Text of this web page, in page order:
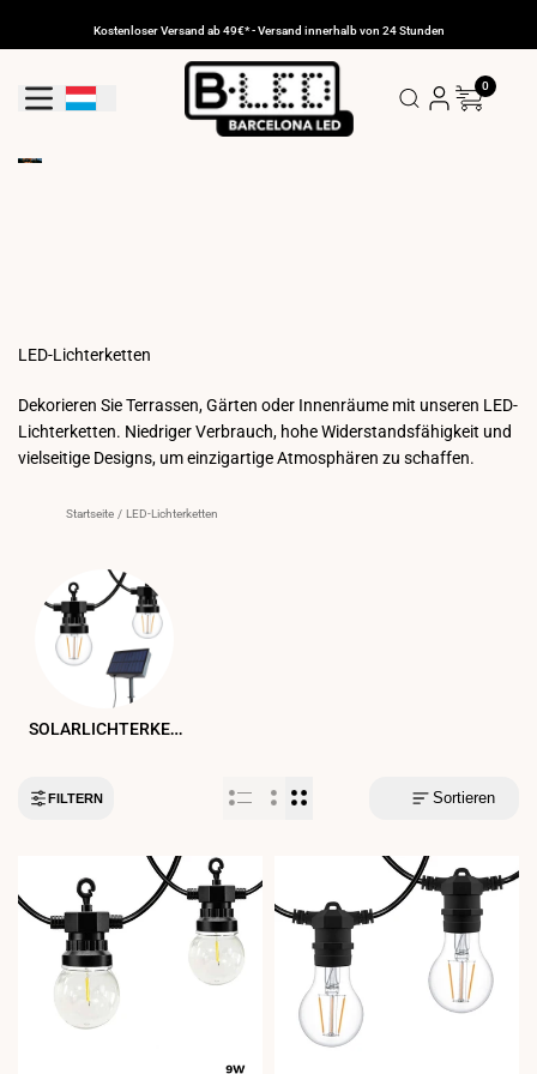
Kostenloser Versand ab 49€* - Versand innerhalb von 24 Stunden
Geolokalisierungs-Schaltfläche: Luxemburg
0
LED-Lichterketten
Dekorieren Sie Terrassen, Gärten oder Innenräume mit unseren LED-
Lichterketten. Niedriger Verbrauch, hohe Widerstandsfähigkeit und
vielseitige Designs, um einzigartige Atmosphären zu schaffen.
Startseite / LED-Lichterketten
SOLARLICHTERKETTEN
FILTERN Sortieren